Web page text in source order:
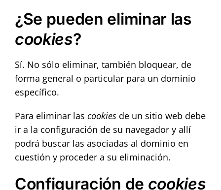
¿Se pueden eliminar las
cookies?
Sí. No sólo eliminar, también bloquear, de
forma general o particular para un dominio
específico.
Para eliminar las cookies de un sitio web debe
ir a la configuración de su navegador y allí
podrá buscar las asociadas al dominio en
cuestión y proceder a su eliminación.
Configuración de cookies